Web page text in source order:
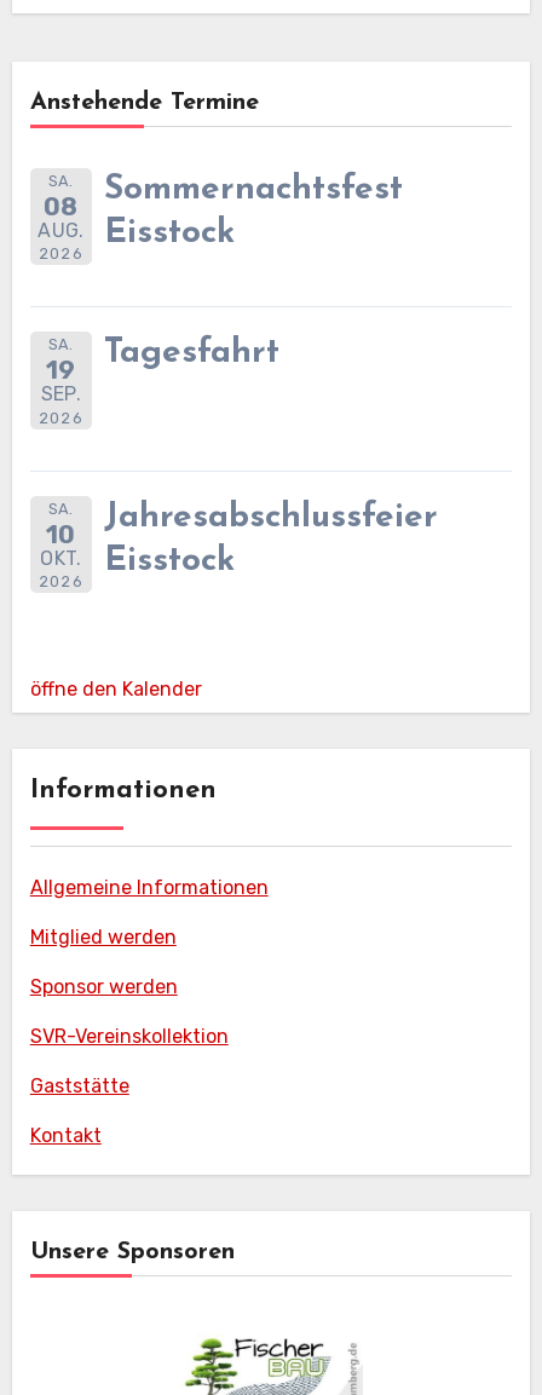
Anstehende Termine
SA.
08
AUG.
2026
Sommernachtsfest
Eisstock
SA.
19
SEP.
2026
Tagesfahrt
SA.
10
OKT.
2026
Jahresabschlussfeier
Eisstock
öffne den Kalender
Informationen
Allgemeine Informationen
Mitglied werden
Sponsor werden
SVR-Vereinskollektion
Gaststätte
Kontakt
Unsere Sponsoren